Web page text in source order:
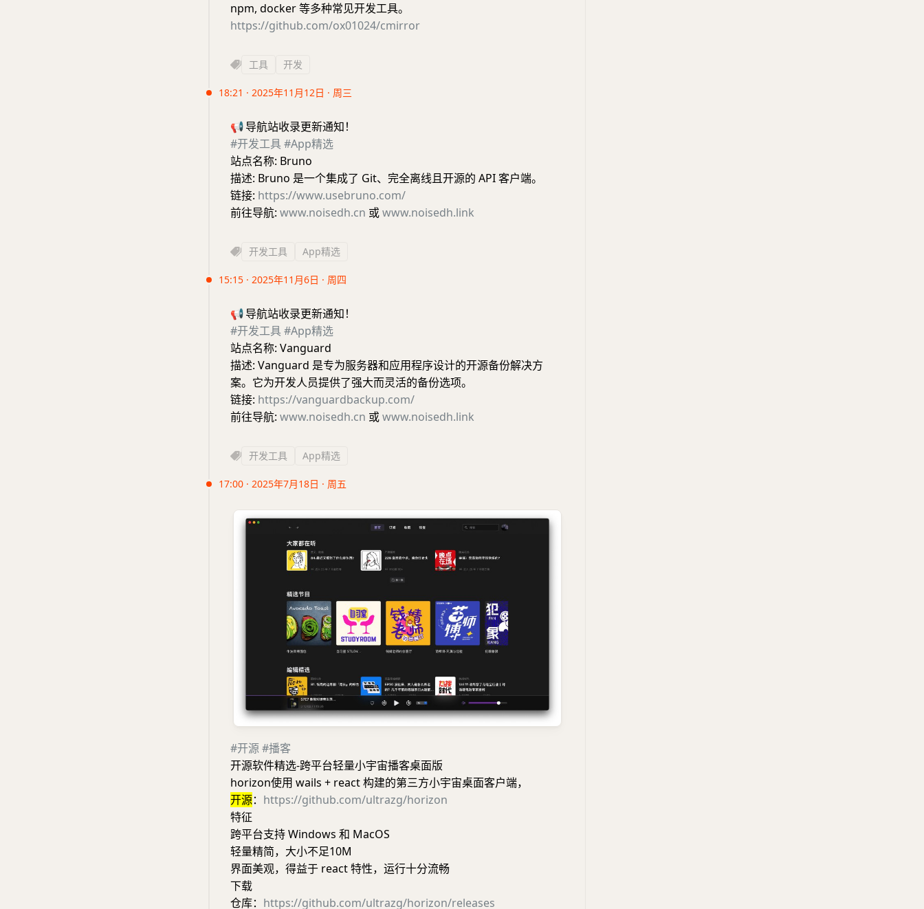
npm, docker 等多种常见开发工具。
https://github.com/ox01024/cmirror
工具 开发
18:21 · 2025年11月12日 · 周三
📢导航站收录更新通知！
#开发工具#App精选
站点名称: Bruno
描述: Bruno 是一个集成了 Git、完全离线且开源的 API 客户端。
链接: https://www.usebruno.com/
前往导航: www.noisedh.cn 或www.noisedh.link
开发工具 App精选
15:15 · 2025年11月6日 · 周四
📢导航站收录更新通知！
#开发工具#App精选
站点名称: Vanguard
描述: Vanguard 是专为服务器和应用程序设计的开源备份解决方
案。它为开发人员提供了强大而灵活的备份选项。
链接: https://vanguardbackup.com/
前往导航: www.noisedh.cn 或www.noisedh.link
开发工具 App精选
17:00 · 2025年7月18日 · 周五
#开源#播客
开源软件精选-跨平台轻量小宇宙播客桌面版
horizon使用 wails + react 构建的第三方小宇宙桌面客户端，
开源： https://github.com/ultrazg/horizon
特征
跨平台支持 Windows 和 MacOS
轻量精简，大小不足10M
界面美观，得益于 react 特性，运行十分流畅
下载
仓库： https://github.com/ultrazg/horizon/releases